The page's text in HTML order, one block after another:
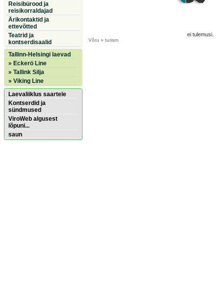
Reisibürood ja
reisikorraldajad
Ärikontaktid ja
ettevõtted
Teatrid ja
kontserdisaalid
Tallinn-Helsingi laevad
» Eckerö Line
» Tallink Silja
» Viking Line
Laevaliiklus saartele
Kontserdid ja
sündmused
ViroWeb algusest
lõpuni...
saun
ei tulemusi.
Võru » turism